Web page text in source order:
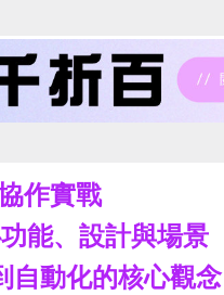
的
to create apps,
websites and
amazing technology
作實戰
能、設計與場景
自動化的核心觀念